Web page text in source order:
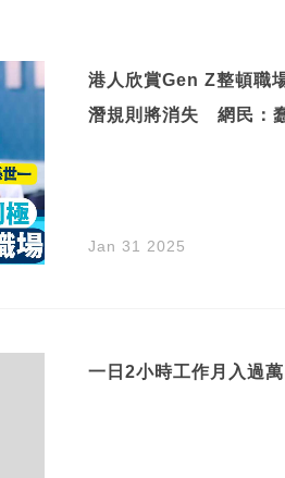
港人欣賞Gen Z整頓職
潛規則將消失 網民：
Jan 31 2025
一日2小時工作月入過